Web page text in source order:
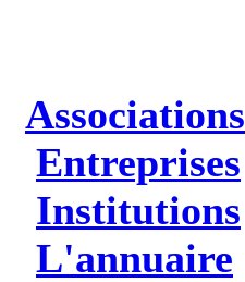
Associations
Entreprises
Institutions
L'annuaire